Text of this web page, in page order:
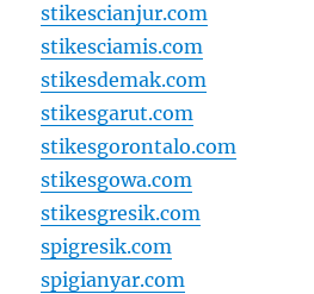
stikescianjur.com
stikesciamis.com
stikesdemak.com
stikesgarut.com
stikesgorontalo.com
stikesgowa.com
stikesgresik.com
spigresik.com
spigianyar.com